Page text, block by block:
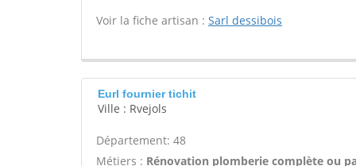
Voir la fiche artisan : Sarl dessibois
Eurl fournier tichit
Ville : Rvejols
Département: 48
Métiers : Rénovation plomberie complète ou